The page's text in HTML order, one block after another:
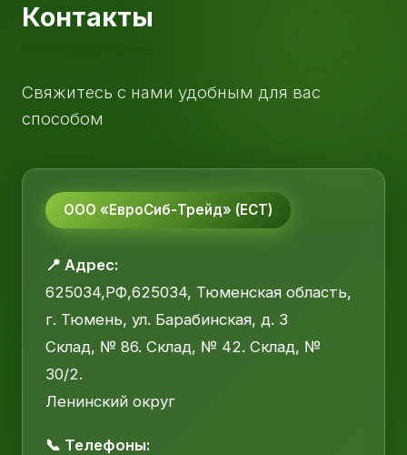
Контакты
Свяжитесь с нами удобным для вас
способом
ООО «ЕвроСиб-Трейд» (ЕСТ)
📍 Адрес:
625034,РФ,625034, Тюменская область,
г. Тюмень, ул. Барабинская, д. 3
Склад, № 86. Склад, № 42. Склад, №
30/2.
Ленинский округ
📞 Телефоны: